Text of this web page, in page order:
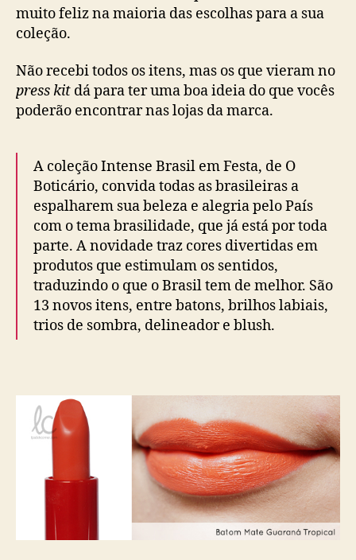
muito feliz na maioria das escolhas para a sua
coleção.
Não recebi todos os itens, mas os que vieram no
press kit dá para ter uma boa ideia do que vocês
poderão encontrar nas lojas da marca.
A coleção Intense Brasil em Festa, de O
Boticário, convida todas as brasileiras a
espalharem sua beleza e alegria pelo País
com o tema brasilidade, que já está por toda
parte. A novidade traz cores divertidas em
produtos que estimulam os sentidos,
traduzindo o que o Brasil tem de melhor. São
13 novos itens, entre batons, brilhos labiais,
trios de sombra, delineador e blush.